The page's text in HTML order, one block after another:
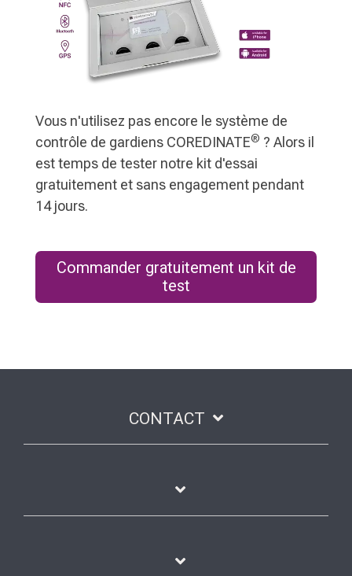
Vous n'utilisez pas encore le système de
contrôle de gardiens COREDINATE® ? Alors il
est temps de tester notre kit d'essai
gratuitement et sans engagement pendant
14 jours.
Commander gratuitement un kit de
test
CONTACT